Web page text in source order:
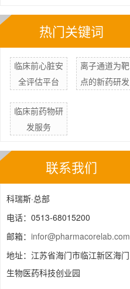
热门关键词
临床前心脏安
全评估平台
离子通道为靶
点的新药研发
临床前药物研
发服务
联系我们
科瑞斯·总部
电话： 0513-68015200
邮箱： infor@pharmacorelab.com
地址：江苏省海门市临江新区海门
生物医药科技创业园